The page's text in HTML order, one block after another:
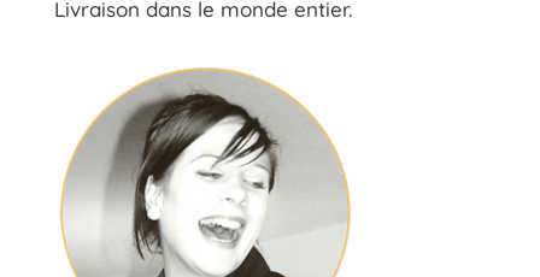
Livraison dans le monde entier.